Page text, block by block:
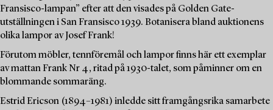
Fransisco-lampan” efter att den visades på Golden Gate-
utställningen i San Fransisco 1939. Botanisera bland auktionens
olika lampor av Josef Frank!
Förutom möbler, tennföremål och lampor finns här ett exemplar
av mattan Frank Nr 4, ritad på 1930-talet, som påminner om en
blommande sommaräng.
Estrid Ericson (1894–1981) inledde sitt framgångsrika samarbete